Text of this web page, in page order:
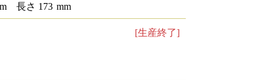
長さ 173 mm
[生産終了]